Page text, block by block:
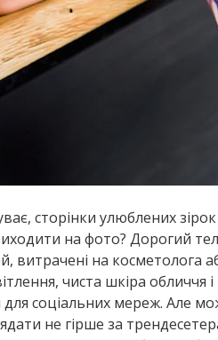
сторінки улюблених
на фото? Дорогий
витрачені на косметолога
чиста шкіра
для соціальних мереж. Але
не гірше за